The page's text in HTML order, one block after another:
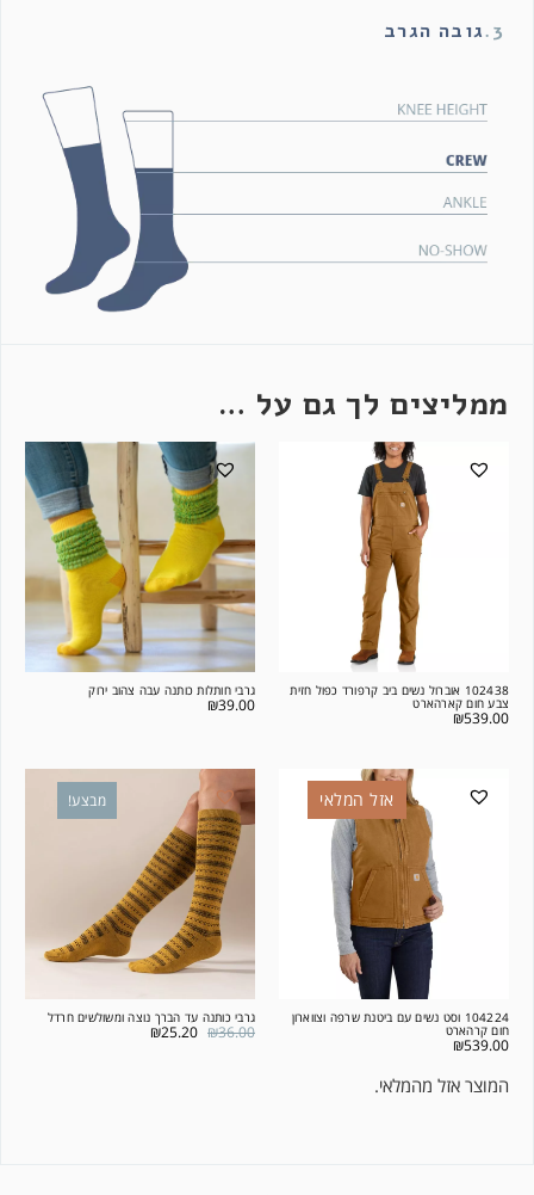
3. גובה הגרב
ממליצים לך גם על …
102438 אוברול נשים ביב קרפורד כפול חזית
צבע חום קארהארט
₪539.00
גרבי חותלות כותנה עבה צהוב ירוק
₪39.00
אזל המלאי
104224 וסט נשים עם ביטנת שרפה וצווארון
חום קרהארט
₪539.00
המוצר אזל מהמלאי.
מבצע!
גרבי כותנה עד הברך נוצה ומשולשים חרדל
₪36.00
₪25.20